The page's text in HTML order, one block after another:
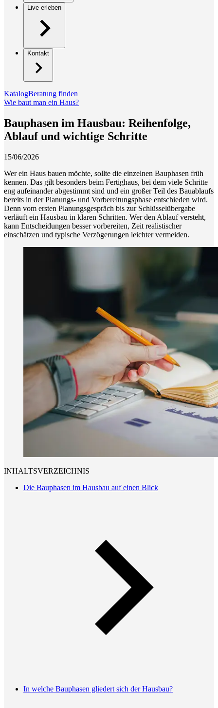
Live erleben
Kontakt
KatalogBeratung finden
Wie baut man ein Haus?
Bauphasen im Hausbau: Reihenfolge,
Ablauf und wichtige Schritte
15/06/2026
Wer ein Haus bauen möchte, sollte die einzelnen Bauphasen früh
kennen. Das gilt besonders beim Fertighaus, bei dem viele Schritte
eng aufeinander abgestimmt sind und ein großer Teil des Bauablaufs
bereits in der Planungs- und Vorbereitungsphase entschieden wird.
Denn vom ersten Planungsgespräch bis zur Schlüsselübergabe
verläuft ein Hausbau in klaren Schritten. Wer den Ablauf versteht,
kann Entscheidungen besser vorbereiten, Zeit realistischer
einschätzen und typische Verzögerungen leichter vermeiden.
INHALTSVERZEICHNIS
Die Bauphasen im Hausbau auf einen Blick
In welche Bauphasen gliedert sich der Hausbau?